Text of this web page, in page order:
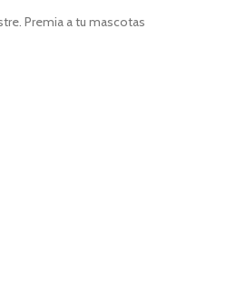
Premia a tu mascotas